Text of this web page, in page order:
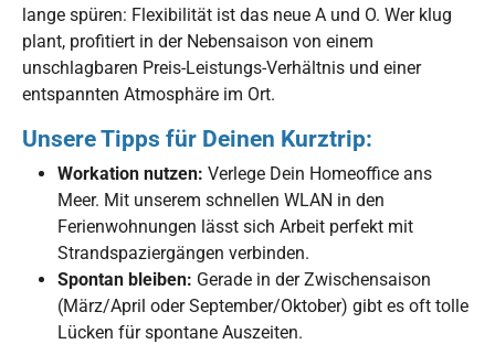
lange spüren: Flexibilität ist das neue A und O. Wer klug
plant, profitiert in der Nebensaison von einem
unschlagbaren Preis-Leistungs-Verhältnis und einer
entspannten Atmosphäre im Ort.
Unsere Tipps für Deinen Kurztrip:
Workation nutzen: Verlege Dein Homeoffice ans
Meer. Mit unserem schnellen WLAN in den
Ferienwohnungen lässt sich Arbeit perfekt mit
Strandspaziergängen verbinden.
Spontan bleiben: Gerade in der Zwischensaison
(März/April oder September/Oktober) gibt es oft tolle
Lücken für spontane Auszeiten.